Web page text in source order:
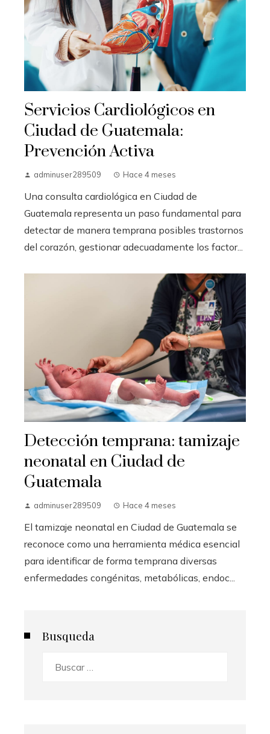
Servicios Cardiológicos en
Ciudad de Guatemala:
Prevención Activa
adminuser289509 Hace 4 meses
Una consulta cardiológica en Ciudad de
Guatemala representa un paso fundamental para
detectar de manera temprana posibles trastornos
del corazón, gestionar adecuadamente los factor...
Detección temprana: tamizaje
neonatal en Ciudad de
Guatemala
adminuser289509 Hace 4 meses
El tamizaje neonatal en Ciudad de Guatemala se
reconoce como una herramienta médica esencial
para identificar de forma temprana diversas
enfermedades congénitas, metabólicas, endoc...
Busqueda